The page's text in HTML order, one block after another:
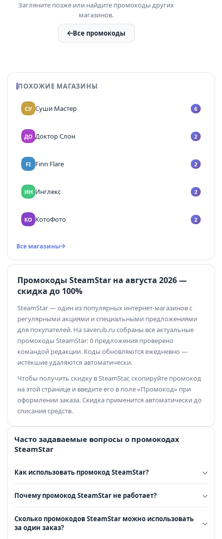
Загляните позже или найдите промокоды других
магазинов.
Все промокоды
ПОХОЖИЕ МАГАЗИНЫ
СУ Суши Мастер 6
ДО Доктор Слон 2
FI Finn Flare 2
ИН Инглекс 2
КО КотоФото 2
Все магазины
Промокоды SteamStar на августа 2026 —
скидка до 100%
SteamStar — один из популярных интернет-магазинов с
регулярными акциями и специальными предложениями
для покупателей. На saverub.ru собраны все актуальные
промокоды SteamStar: 0 предложения проверено
командой редакции. Коды обновляются ежедневно —
истёкшие удаляются автоматически.
Чтобы получить скидку в SteamStar, скопируйте промокод
на этой странице и введите его в поле «Промокод» при
оформлении заказа. Скидка применится автоматически до
списания средств.
Часто задаваемые вопросы о промокодах
SteamStar
Как использовать промокод SteamStar?
Почему промокод SteamStar не работает?
Сколько промокодов SteamStar можно использовать
за один заказ?